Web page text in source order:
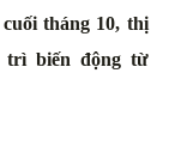
tháng 10, thị
trì biến động từ